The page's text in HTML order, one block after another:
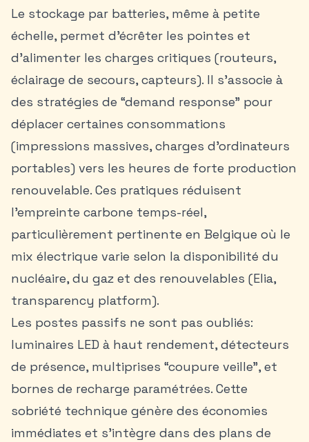
Le stockage par batteries, même à petite
échelle, permet d’écrêter les pointes et
d’alimenter les charges critiques (routeurs,
éclairage de secours, capteurs). Il s’associe à
des stratégies de “demand response” pour
déplacer certaines consommations
(impressions massives, charges d’ordinateurs
portables) vers les heures de forte production
renouvelable. Ces pratiques réduisent
l’empreinte carbone temps-réel,
particulièrement pertinente en Belgique où le
mix électrique varie selon la disponibilité du
nucléaire, du gaz et des renouvelables (Elia,
transparency platform).
Les postes passifs ne sont pas oubliés:
luminaires LED à haut rendement, détecteurs
de présence, multiprises “coupure veille”, et
bornes de recharge paramétrées. Cette
sobriété technique génère des économies
immédiates et s’intègre dans des plans de